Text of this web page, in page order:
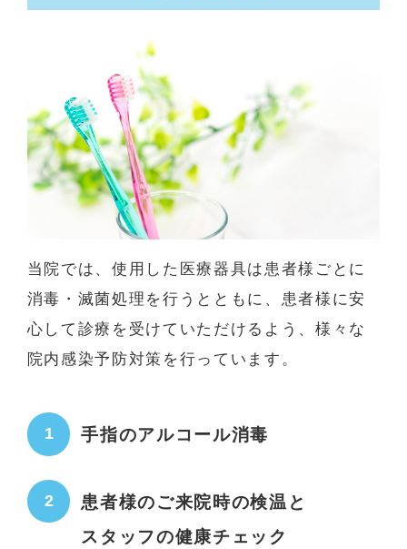
当院では、使用した医療器具は患者様ごとに
消毒・滅菌処理を行うとともに、患者様に安
心して診療を受けていただけるよう、様々な
院内感染予防対策を行っています。
手指のアルコール消毒
患者様のご来院時の検温と
スタッフの健康チェック